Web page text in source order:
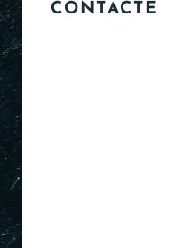
CONTACTE